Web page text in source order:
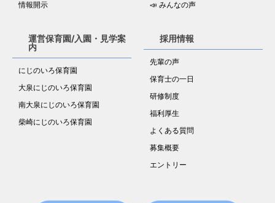
情報開示
📣 みんなの声
運営保育園/入園・見学案
内
にじのいろ保育園
大泉にじのいろ保育園
南大泉にじのいろ保育園
柴崎にじのいろ保育園
採用情報
先輩の声
保育士の一日
研修制度
福利厚生
よくある質問
募集概要
エントリー